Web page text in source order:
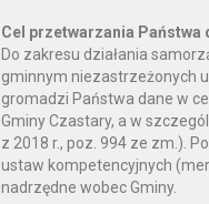
Parcice, ul.
98-410 Czastary
tel.: 62 784 63 54
Liczba wiernych
900
Data odpustu
Cel przetwarzania Państwa
Do zakresu działania
gminnym niezastrzeżonych
gromadzi Państwa dane w
Gminy Czastary, a w
z 2018 r., poz. 994 ze zm.).
ustaw kompetencyjnych
nadrzędne wobec Gminy.